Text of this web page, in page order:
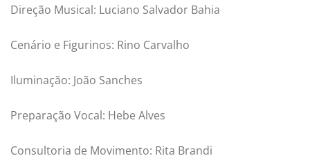
Direção Musical: Luciano Salvador Bahia
Cenário e Figurinos: Rino Carvalho
Iluminação: João Sanches
Preparação Vocal: Hebe Alves
Consultoria de Movimento: Rita Brandi